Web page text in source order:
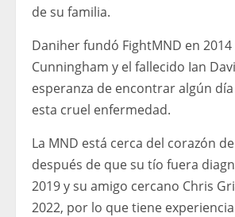
de su familia.
Daniher fundó FightMND en
Cunningham y el fallecido Ian
esperanza de encontrar algún
esta cruel enfermedad.
La MND está cerca del corazón
después de que su tío fuera
2019 y su amigo cercano Chris
2022, por lo que tiene